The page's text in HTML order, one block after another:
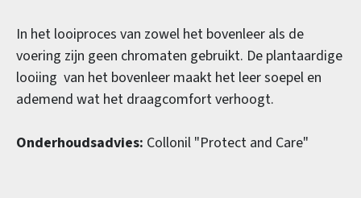
In het looiproces van zowel het bovenleer als de
voering zijn geen chromaten gebruikt. De plantaardige
looiing van het bovenleer maakt het leer soepel en
ademend wat het draagcomfort verhoogt.
Onderhoudsadvies: Collonil "Protect and Care"